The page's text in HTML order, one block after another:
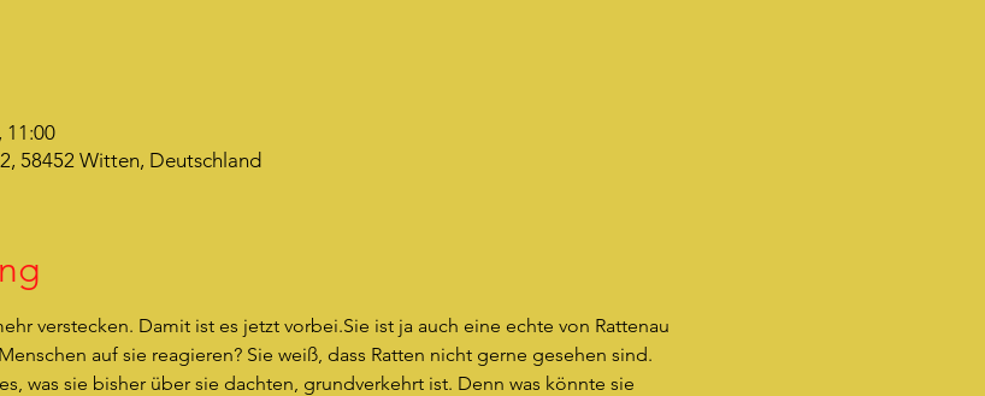
11:00
58452 Witten, Deutschland
verstecken. Damit ist es jetzt vorbei.Sie ist ja auch eine echte von Rattenau
auf sie reagieren? Sie weiß, dass Ratten nicht gerne gesehen sind.
was sie bisher über sie dachten, grundverkehrt ist. Denn was könnte sie